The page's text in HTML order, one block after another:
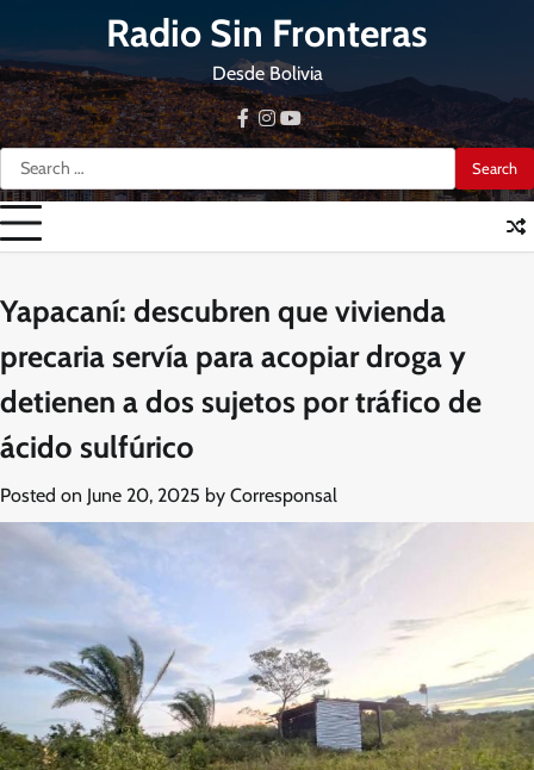
content
Radio Sin Fronteras
Desde Bolivia
Search
for:
facebook
instagram
youtube
Yapacaní: descubren que vivienda
precaria servía para acopiar droga y
detienen a dos sujetos por tráfico de
ácido sulfúrico
Posted on June 20, 2025 by Corresponsal